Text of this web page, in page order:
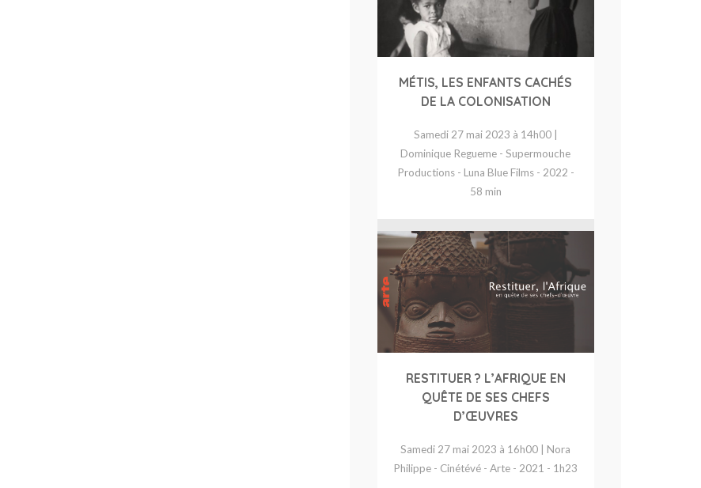
MÉTIS, LES ENFANTS CACHÉS
DE LA COLONISATION
Samedi 27 mai 2023 à 14h00 |
Dominique Regueme - Supermouche
Productions - Luna Blue Films - 2022 -
58 min
RESTITUER ? L’AFRIQUE EN
QUÊTE DE SES CHEFS
D’ŒUVRES
Samedi 27 mai 2023 à 16h00 | Nora
Philippe - Cinétévé - Arte - 2021 - 1h23